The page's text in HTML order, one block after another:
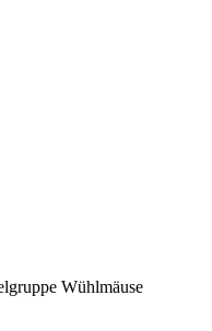
Wühlmäuse